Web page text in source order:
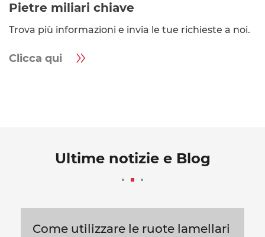
Pietre miliari chiave
Trova più informazioni e invia le tue richieste a noi.
Clicca qui 
Ultime notizie e Blog
Come utilizzare le ruote lamellari